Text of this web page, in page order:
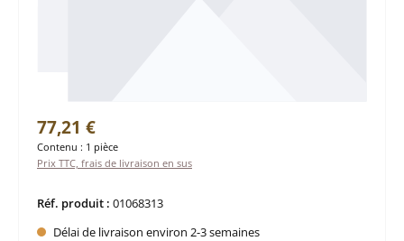
Prix régulier :
77,21 €
Contenu : 1 pièce
Prix TTC, frais de livraison en sus
Réf. produit : 01068313
Délai de livraison environ 2-3 semaines